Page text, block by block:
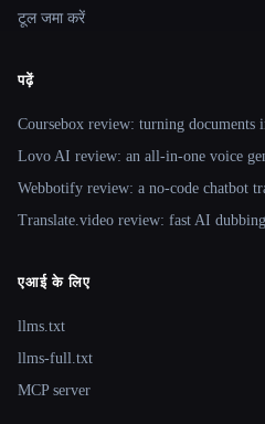
टूल जमा करें
पढ़ें
Coursebox review: turning documents
Lovo AI review: an all-in-one voice
Webbotify review: a no-code chatbot
Translate.video review: fast AI
एआई के लिए
llms.txt
llms-full.txt
MCP server